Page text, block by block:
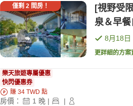
僅剩 2間房！
[視野受
泉＆早
8月18日
更詳細的方案
樂天旅遊專屬優惠
快閃優惠券
賺 34 TWD 點
房價： 1 晚 | |